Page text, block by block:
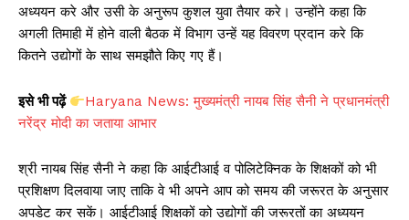
अध्ययन करे और उसी के अनुरूप कुशल युवा तैयार करे। उन्होंने कहा कि
अगली तिमाही में होने वाली बैठक में विभाग उन्हें यह विवरण प्रदान करे कि
कितने उद्योगों के साथ समझौते किए गए हैं।
इसे भी पढ़ें
Haryana News: मुख्यमंत्री नायब सिंह सैनी ने प्रधानमंत्री
नरेंद्र मोदी का जताया आभार
श्री नायब सिंह सैनी ने कहा कि आईटीआई व पोलिटेक्निक के शिक्षकों को भी
प्रशिक्षण दिलवाया जाए ताकि वे भी अपने आप को समय की जरूरत के अनुसार
अपडेट कर सकें। आईटीआई शिक्षकों को उद्योगों की जरूरतों का अध्ययन